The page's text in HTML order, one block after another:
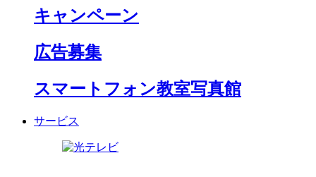
キャンペーン
広告募集
スマートフォン教室写真館
サービス